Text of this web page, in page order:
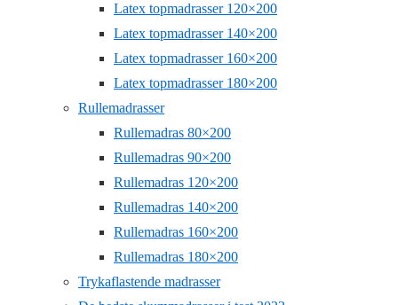
Latex topmadrasser 120×200
Latex topmadrasser 140×200
Latex topmadrasser 160×200
Latex topmadrasser 180×200
Rullemadrasser
Rullemadras 80×200
Rullemadras 90×200
Rullemadras 120×200
Rullemadras 140×200
Rullemadras 160×200
Rullemadras 180×200
Trykaflastende madrasser